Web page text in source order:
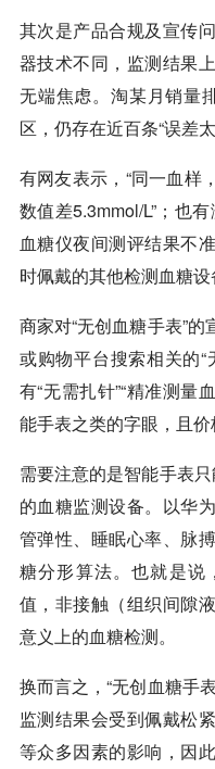
其次是产品合规及宣传
器技术不同，监测结果
无端焦虑。淘某月销量
区，仍存在近百条“误差太
有网友表示，“同一血样
数值差5.3mmol/L”；也
血糖仪夜间测评结果不
时佩戴的其他检测血糖
商家对“无创血糖手表”
或购物平台搜索相关的
有“无需扎针”“精准测量
能手表之类的字眼，且价
需要注意的是智能手表
的血糖监测设备。以华
管弹性、睡眠心率、脉
糖分形算法。也就是说
值，非接触（组织间隙
意义上的血糖检测。
换而言之，“无创血糖手
监测结果会受到佩戴松
等众多因素的影响，因